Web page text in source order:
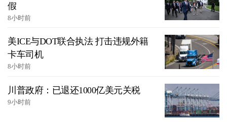
假
8小时前
美ICE与DOT联合执法 打击违规外籍
卡车司机
8小时前
川普政府：已退还1000亿美元关税
9小时前